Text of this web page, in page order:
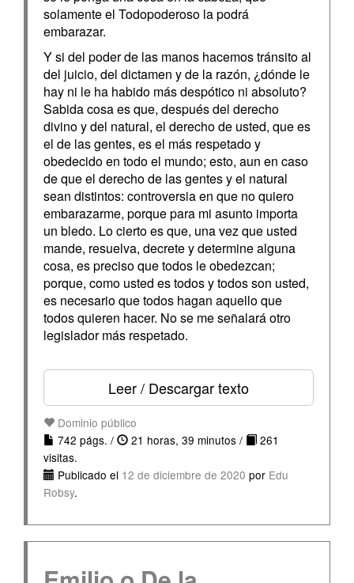
solamente el Todopoderoso la podrá
embarazar.
Y si del poder de las manos hacemos tránsito al
del juicio, del dictamen y de la razón, ¿dónde le
hay ni le ha habido más despótico ni absoluto?
Sabida cosa es que, después del derecho
divino y del natural, el derecho de usted, que es
el de las gentes, es el más respetado y
obedecido en todo el mundo; esto, aun en caso
de que el derecho de las gentes y el natural
sean distintos: controversia en que no quiero
embarazarme, porque para mi asunto importa
un bledo. Lo cierto es que, una vez que usted
mande, resuelva, decrete y determine alguna
cosa, es preciso que todos le obedezcan;
porque, como usted es todos y todos son usted,
es necesario que todos hagan aquello que
todos quieren hacer. No se me señalará otro
legislador más respetado.
Leer / Descargar texto
Dominio público
742 págs. /
21 horas, 39 minutos /
261
visitas.
Publicado el 12 de diciembre de 2020 por Edu
Robsy.